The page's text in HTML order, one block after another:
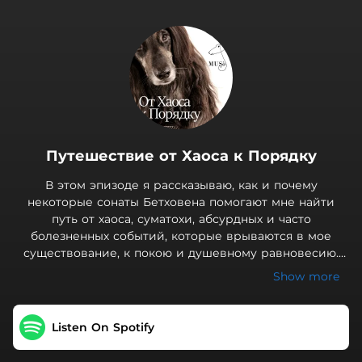
Путешествие от Хаоса к Порядку
В этом эпизоде я рассказываю, как и почему
некоторые сонаты Бетховена помогают мне найти
путь от хаоса, суматохи, абсурдных и часто
болезненных событий, которые врываются в мое
существование, к покою и душевному равновесию.
Плэйлист «От Хаоса к Порядку» В этом эпизоде вы
una Fantasia" in E-Flat Major, Op. 27 No. 1: II. Allegro
molto vivace. Paul Lewis. Beethoven. Piano Sonatas, Vol
3. 2007 Ludwig van Beethoven. Sonata No. 13 "Quasi una
Fantasia" in E-Flat Major, Op. 27 No. 1: III. Adagio con
Show more
Listen On Spotify